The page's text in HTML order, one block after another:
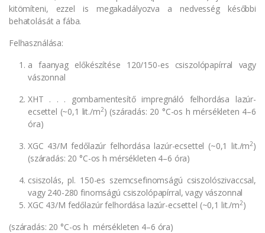
kitömíteni, ezzel is megakadályozva a nedvesség későbbi
behatolását a fába.
Felhasználása:
a faanyag előkészítése 120/150-es csiszolópapírral vagy
vászonnal
XHT . . . gombamentesítő impregnáló felhordása lazúr-
ecsettel (~0,1 lit./m2) (száradás: 20 °C-os h mérsékleten 4–6
óra)
XGC 43/M fedőlazúr felhordása lazúr-ecsettel (~0,1 lit./m2)
(száradás: 20 °C-os h mérsékleten 4–6 óra)
csiszolás, pl. 150-es szemcsefinomságú csiszolószivaccsal,
vagy 240-280 finomságú csiszolópapírral, vagy vászonnal
XGC 43/M fedőlazúr felhordása lazúr-ecsettel (~0,1 lit./m2)
(száradás: 20 °C-os h mérsékleten 4–6 óra)